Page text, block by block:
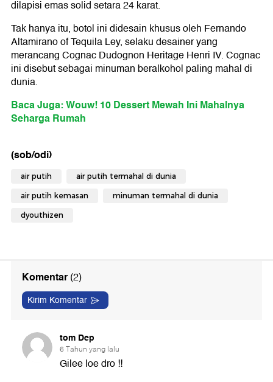
dilapisi emas solid setara 24 karat.
Tak hanya itu, botol ini didesain khusus oleh Fernando
Altamirano of Tequila Ley, selaku desainer yang
merancang Cognac Dudognon Heritage Henri IV. Cognac
ini disebut sebagai minuman beralkohol paling mahal di
dunia.
Baca Juga: Wouw! 10 Dessert Mewah Ini Mahalnya
Seharga Rumah
(sob/odi)
air putih air putih termahal di dunia
air putih kemasan minuman termahal di dunia
dyouthizen